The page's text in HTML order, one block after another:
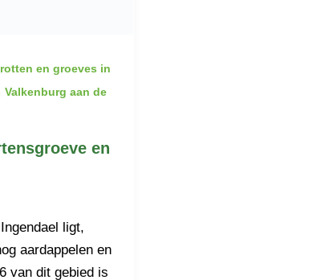
en groeves in
Valkenburg aan de
en
ligt,
aardappelen en
van dit gebied is